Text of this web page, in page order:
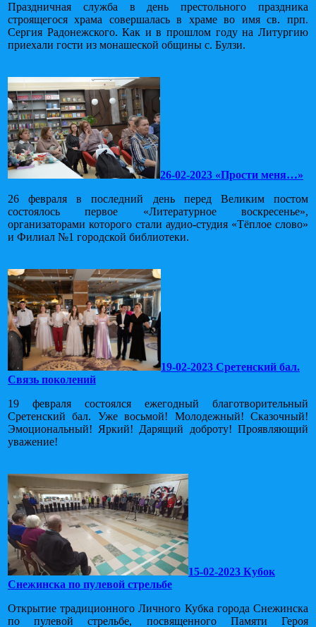
Праздничная служба в день престольного праздника
строящегося храма совершалась в храме во имя св. прп.
Сергия Радонежского. Как и в прошлом году на Литургию
приехали гости из монашеской общины с. Булзи.
26-02-2023 «Прости меня…»
26 февраля в последний день перед Великим постом
состоялось первое «Литературное воскресенье»,
организаторами которого стали аудио-студия «Тёплое слово»
и Филиал №1 городской библиотеки.
19-02-2023 Сретенский бал.
Связь поколений
19 февраля состоялся ежегодный благотворительный
Сретенский бал. Уже восьмой! Молодежный! Сказочный!
Эмоциональный! Яркий! Дарящий доброту! Проявляющий
уважение!
15-02-2023 Кубок
Снежинска по пулевой стрельбе
Открытие традиционного Личного Кубка города Снежинска
по пулевой стрельбе, посвященного Памяти Героя